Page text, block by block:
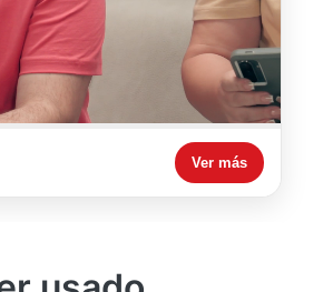
Ver más